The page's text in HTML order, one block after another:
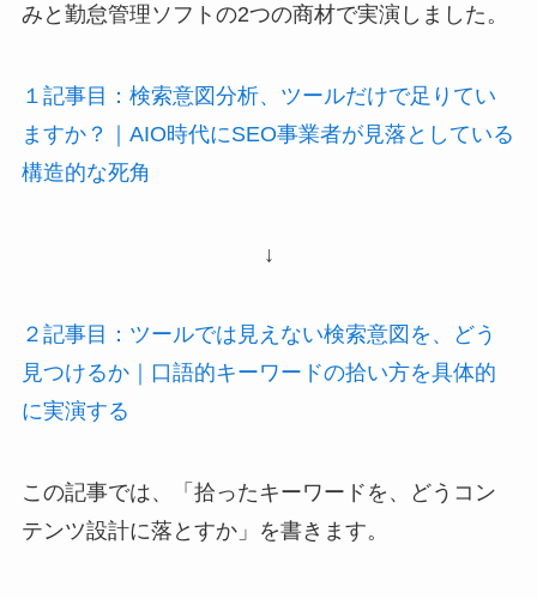
みと勤怠管理ソフトの2つの商材で実演しました。
１記事目：検索意図分析、ツールだけで足りてい
ますか？｜AIO時代にSEO事業者が見落としている
構造的な死角
↓
２記事目：ツールでは見えない検索意図を、どう
見つけるか｜口語的キーワードの拾い方を具体的
に実演する
この記事では、「拾ったキーワードを、どうコン
テンツ設計に落とすか」を書きます。